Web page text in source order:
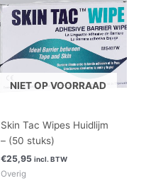
NIET OP VOORRAAD
Skin Tac Wipes Huidlijm
– (50 stuks)
€25,95 incl. BTW
Overig